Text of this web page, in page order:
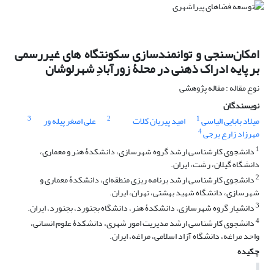
امکان‌سنجی و توانمندسازی سکونتگاه های غیررسمی
بر پایه ادراک ذهنی در محلۀ زورآبادِ شهرلوشان
نوع مقاله : مقاله پژوهشی
نویسندگان
میلاد بابایی الیاسی1 امید پیریان کلات 2 علی اصغر پیله ور 3
مهرزاد زارع یرجی4
1 دانشجوی کارشناسی ارشد گروه شهرسازی، دانشکدۀ هنر و معماری،
دانشگاه گیلان، رشت، ایران.
2دانشجوی کارشناسی ارشد برنامه ریزی منطقه‌ای، دانشکدۀ معماری و
شهرسازی، دانشگاه شهید بهشتی، تهران، ایران.
3دانشیار گروه شهرسازی، دانشکدۀ هنر، دانشگاه بجنورد، بجنورد، ایران.
4دانشجوی کارشناسی ارشد مدیریت امور شهری، دانشکدۀ علوم انسانی،
واحد مراغه، دانشگاه آزاد اسلامی، مراغه، ایران.
چکیده